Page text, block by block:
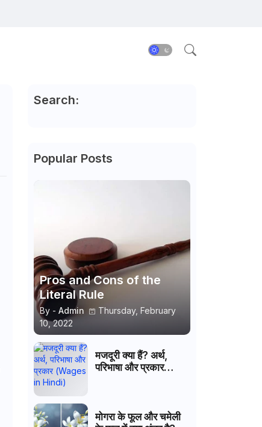
Search:
Popular Posts
Pros and Cons of the
Literal Rule
By - Admin
Thursday, February
10, 2022
मजदूरी क्या हैं? अर्थ,
परिभाषा और प्रकार
मोगरा के फूल और चमेली